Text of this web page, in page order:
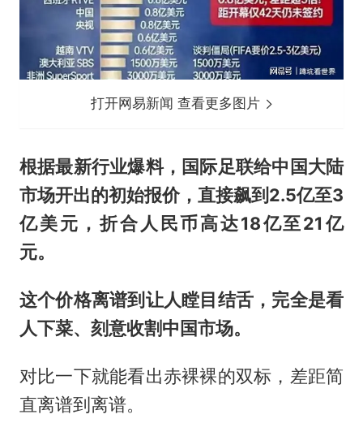
打开网易新闻 查看更多图片
根据最新行业爆料，国际足联给中国大陆
市场开出的初始报价，直接飙到2.5亿至3
亿美元，折合人民币高达18亿至21亿
元。
这个价格离谱到让人瞠目结舌，完全是看
人下菜、刻意收割中国市场。
对比一下就能看出赤裸裸的双标，差距简
直离谱到离谱。